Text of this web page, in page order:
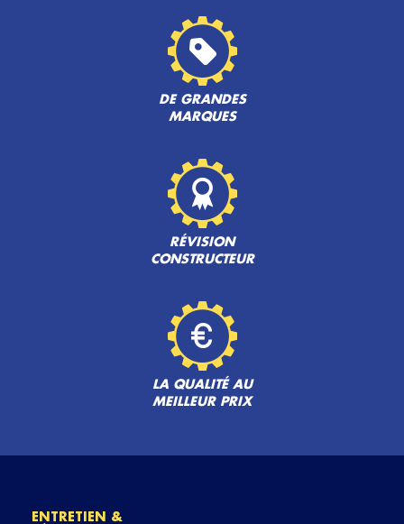
DE GRANDES
MARQUES
RÉVISION
CONSTRUCTEUR
LA QUALITÉ AU
MEILLEUR PRIX
ENTRETIEN &